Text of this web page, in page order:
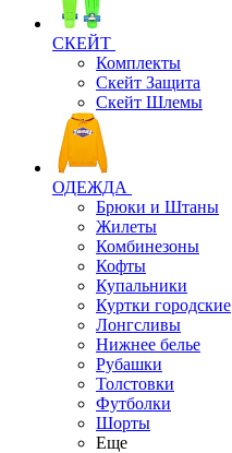
СКЕЙТ
Комплекты
Скейт Защита
Скейт Шлемы
ОДЕЖДА
Брюки и Штаны
Жилеты
Комбинезоны
Кофты
Купальники
Куртки городские
Лонгсливы
Нижнее белье
Рубашки
Толстовки
Футболки
Шорты
Еще